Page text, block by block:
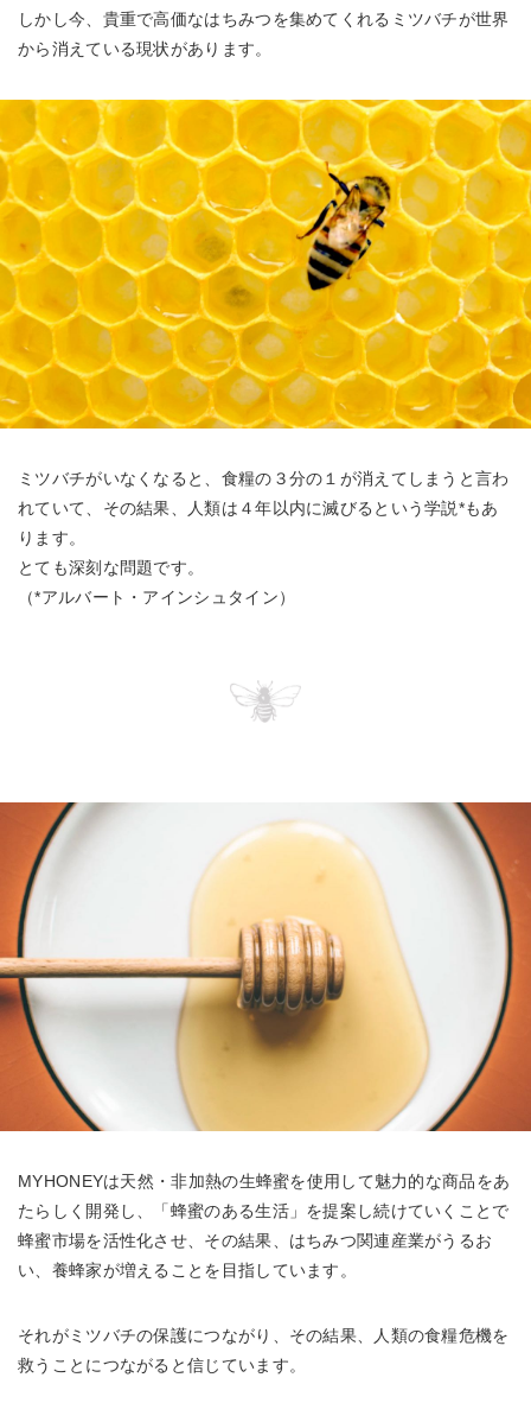
しかし今、貴重で高価なはちみつを集めてくれるミツバチが世界
から消えている現状があります。
ミツバチがいなくなると、食糧の３分の１が消えてしまうと言わ
れていて、その結果、人類は４年以内に滅びるという学説*もあ
ります。
とても深刻な問題です。
​（*アルバート・アインシュタイン）
MYHONEYは天然・非加熱の生蜂蜜を使用して魅力的な商品をあ
たらしく開発し、「蜂蜜のある生活」を提案し続けていくことで
蜂蜜市場を活性化させ、その結果、はちみつ関連産業がうるお
い、養蜂家が増えることを目指しています。
それがミツバチの保護につながり、その結果、人類の食糧危機を
救うことにつながると信じています。